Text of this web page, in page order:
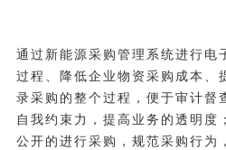
通过新能源采购管理系统进行电
过程、降低企业物资采购成本、
录采购的整个过程，便于审计督
自我约束力，提高业务的透明度
公开的进行采购，规范采购行为